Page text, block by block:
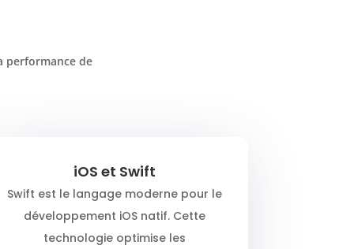
performance de
iOS et Swift
Swift est le langage moderne pour le
développement iOS natif. Cette
technologie optimise les